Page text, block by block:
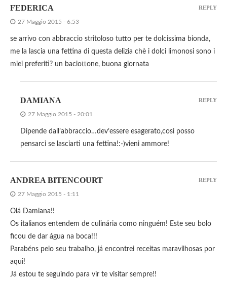
FEDERICA
27 Maggio 2015 - 6:53
se arrivo con abbraccio stritoloso tutto per te dolcissima bionda,
me la lascia una fettina di questa delizia chè i dolci limonosi sono i
miei preferiti? un baciottone, buona giornata
REPLY
DAMIANA
27 Maggio 2015 - 20:01
Dipende dall’abbraccio…dev’essere esagerato,così posso
pensarci se lasciarti una fettina!:-)vieni ammore!
REPLY
ANDREA BITENCOURT
27 Maggio 2015 - 1:11
Olá Damiana!!
Os italianos entendem de culinária como ninguém! Este seu bolo
ficou de dar água na boca!!!
Parabéns pelo seu trabalho, já encontrei receitas maravilhosas por
aqui!
Já estou te seguindo para vir te visitar sempre!!
REPLY